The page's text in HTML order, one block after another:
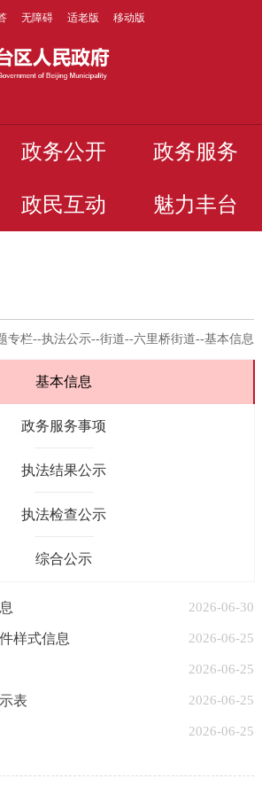
无障碍 适老版 移动版
政务公开 政务服务
政民互动 魅力丰台
专栏--执法公示--街道--六里桥街道--基本信息
基本信息
政务服务事项
执法结果公示
执法检查公示
综合公示
2026-06-30
样式信息 2026-06-25
2026-06-25
表 2026-06-25
2026-06-25